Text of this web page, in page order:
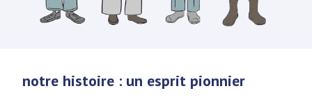
notre histoire : un esprit pionnier